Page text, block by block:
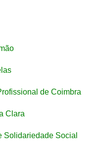
de Coimbra
Clara
Solidariedade Social